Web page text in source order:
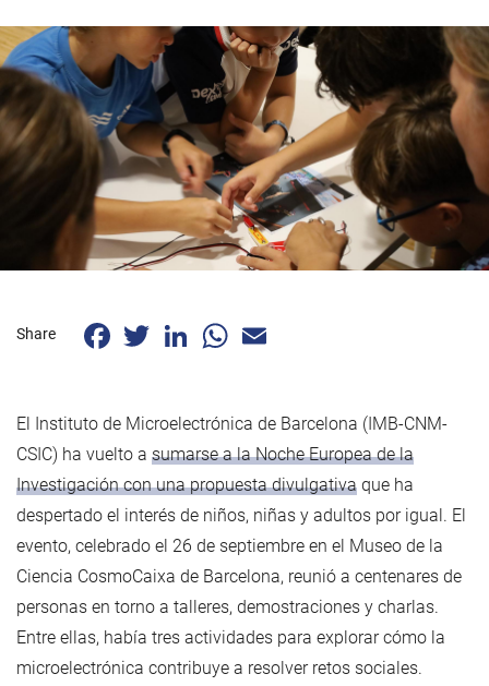
Share FacebookTwitterLinkedInWhatsApp
El Instituto de Microelectrónica de Barcelona (IMB-CNM-
CSIC) ha vuelto a sumarse a la Noche Europea de la
Investigación con una propuesta divulgativa que ha
despertado el interés de niños, niñas y adultos por igual. El
evento, celebrado el 26 de septiembre en el Museo de la
Ciencia CosmoCaixa de Barcelona, reunió a centenares de
personas en torno a talleres, demostraciones y charlas.
Entre ellas, había tres actividades para explorar cómo la
microelectrónica contribuye a resolver retos sociales.